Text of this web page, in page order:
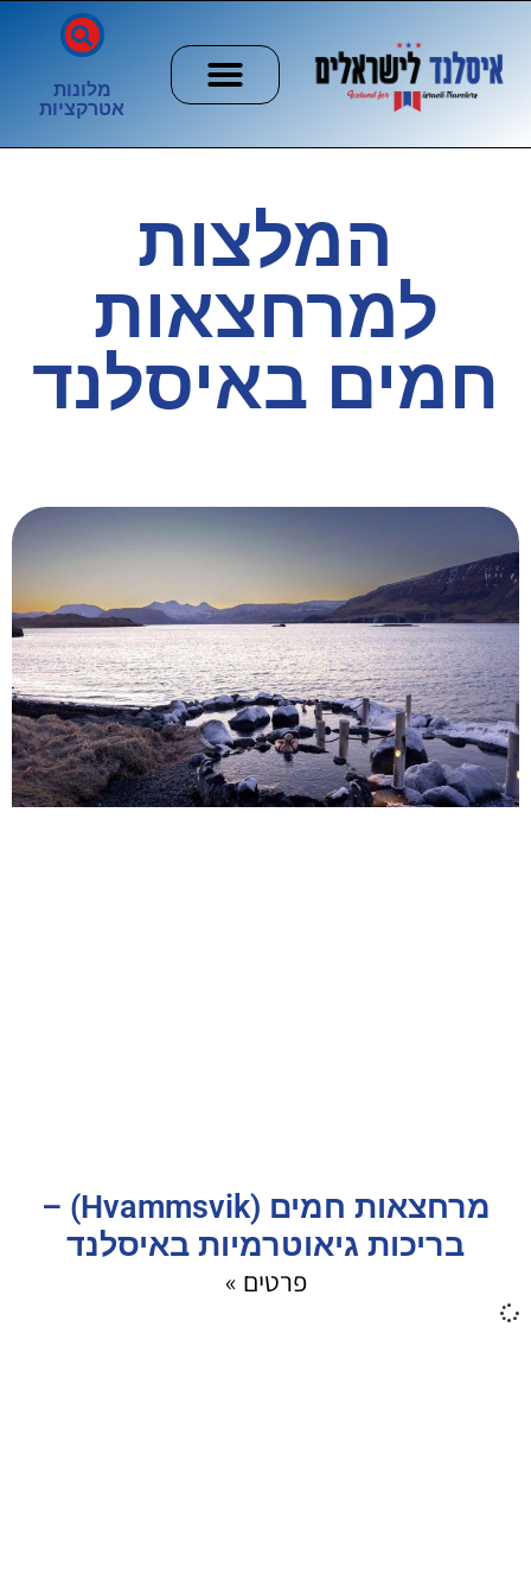
מלונות
אטרקציות
המלצות
למרחצאות
חמים באיסלנד
מרחצאות חמים (Hvammsvik) –
בריכות גיאוטרמיות באיסלנד
פרטים »